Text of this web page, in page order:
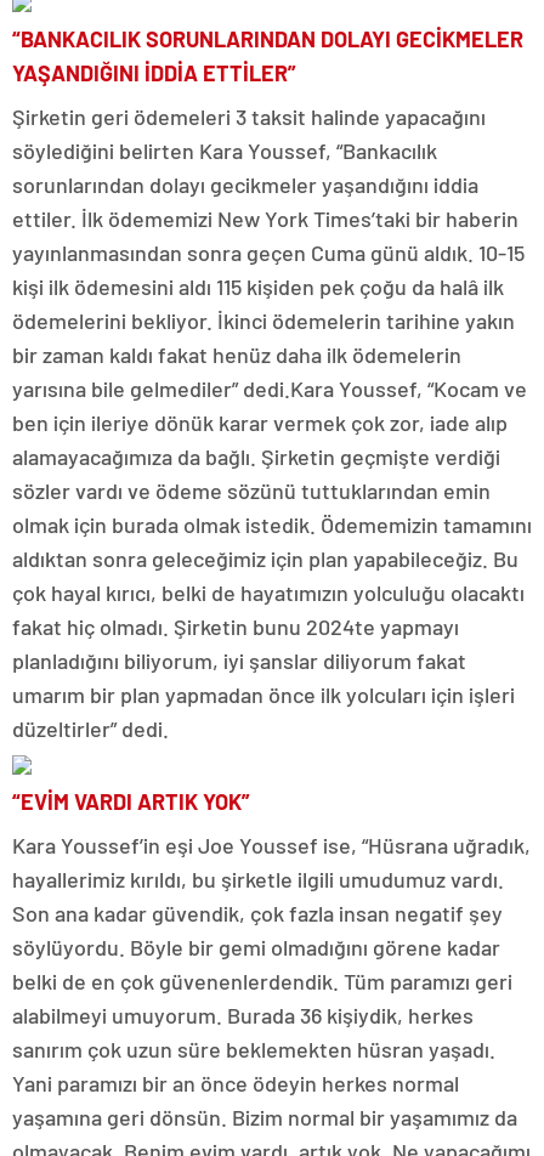
“BANKACILIK SORUNLARINDAN DOLAYI GECİKMELER
YAŞANDIĞINI İDDİA ETTİLER”
Şirketin geri ödemeleri 3 taksit halinde yapacağını
söylediğini belirten Kara Youssef, “Bankacılık
sorunlarından dolayı gecikmeler yaşandığını iddia
ettiler. İlk ödememizi New York Times’taki bir haberin
yayınlanmasından sonra geçen Cuma günü aldık. 10-15
kişi ilk ödemesini aldı 115 kişiden pek çoğu da halâ ilk
ödemelerini bekliyor. İkinci ödemelerin tarihine yakın
bir zaman kaldı fakat henüz daha ilk ödemelerin
yarısına bile gelmediler” dedi.Kara Youssef, “Kocam ve
ben için ileriye dönük karar vermek çok zor, iade alıp
alamayacağımıza da bağlı. Şirketin geçmişte verdiği
sözler vardı ve ödeme sözünü tuttuklarından emin
olmak için burada olmak istedik. Ödememizin tamamını
aldıktan sonra geleceğimiz için plan yapabileceğiz. Bu
çok hayal kırıcı, belki de hayatımızın yolculuğu olacaktı
fakat hiç olmadı. Şirketin bunu 2024te yapmayı
planladığını biliyorum, iyi şanslar diliyorum fakat
umarım bir plan yapmadan önce ilk yolcuları için işleri
düzeltirler” dedi.
“EVİM VARDI ARTIK YOK”
Kara Youssef’in eşi Joe Youssef ise, “Hüsrana uğradık,
hayallerimiz kırıldı, bu şirketle ilgili umudumuz vardı.
Son ana kadar güvendik, çok fazla insan negatif şey
söylüyordu. Böyle bir gemi olmadığını görene kadar
belki de en çok güvenenlerdendik. Tüm paramızı geri
alabilmeyi umuyorum. Burada 36 kişiydik, herkes
sanırım çok uzun süre beklemekten hüsran yaşadı.
Yani paramızı bir an önce ödeyin herkes normal
yaşamına geri dönsün. Bizim normal bir yaşamımız da